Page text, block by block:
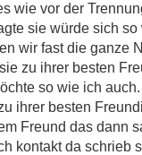
wie vor der
sie würde sich so
wir fast die ganze
zu ihrer besten
so wie ich auch.
ihrer besten
Freund das dann
kontakt da schrieb